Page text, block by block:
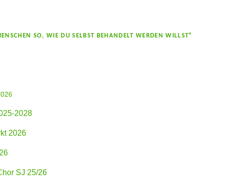
SO, WIE DU SELBST BEHANDELT WERDEN WILLST"
2028
2026
SJ 25/26